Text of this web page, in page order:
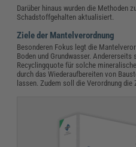
Darüber hinaus wurden die Methoden
Schadstoffgehalten aktualisiert.
Ziele der Mantelverordnung
Besonderen Fokus legt die
Boden und Grundwasser.
Recyclingquote für solche
durch das Wiederaufbereiten von
lassen. Zudem soll die Verordnung die